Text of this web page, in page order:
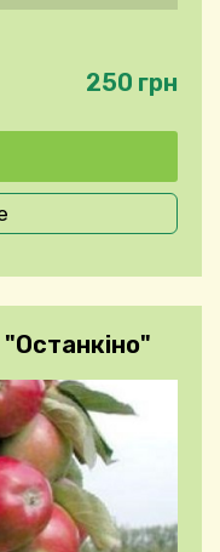
250 грн